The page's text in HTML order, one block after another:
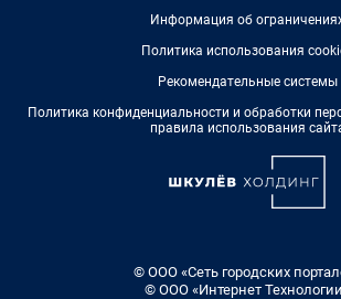
Информация об
Политика использования
Рекомендательные системы
Политика конфиденциальности и обработки
правила использования
© ООО «Сеть городских
© ООО «Интернет